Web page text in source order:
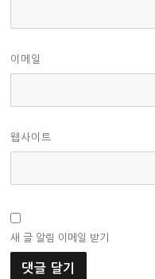
이메일
웹사이트
새 글 알림 이메일 받기